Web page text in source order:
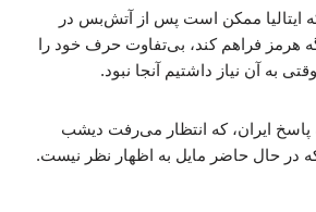
ایتالیا ممکن است پس از آتش‌بس در
هرمز فراهم کند، بی‌تفاوت حرف خود را
به آن نیاز داشتیم آنجا نبود.
پاسخ ایران، که انتظار می‌رفت دیشب
در حال حاضر مایل به اظهار نظر نیست.